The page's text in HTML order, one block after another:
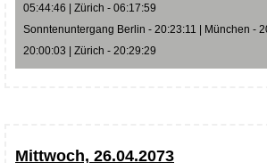
05:44:46 | Zürich - 06:17:59
Sonntenuntergang Berlin - 20:23:11 | München -
20:00:03 | Zürich - 20:29:29
Mittwoch, 26.04.2073